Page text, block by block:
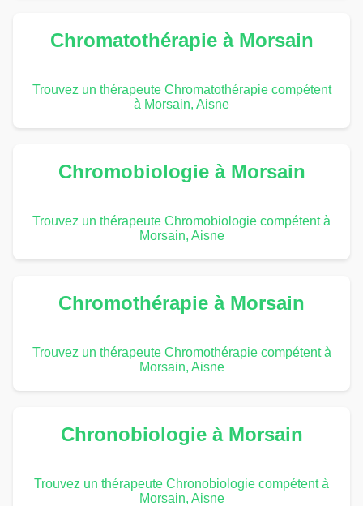
Chromatothérapie à Morsain
Trouvez un thérapeute Chromatothérapie compétent
à Morsain, Aisne
Chromobiologie à Morsain
Trouvez un thérapeute Chromobiologie compétent à
Morsain, Aisne
Chromothérapie à Morsain
Trouvez un thérapeute Chromothérapie compétent à
Morsain, Aisne
Chronobiologie à Morsain
Trouvez un thérapeute Chronobiologie compétent à
Morsain, Aisne